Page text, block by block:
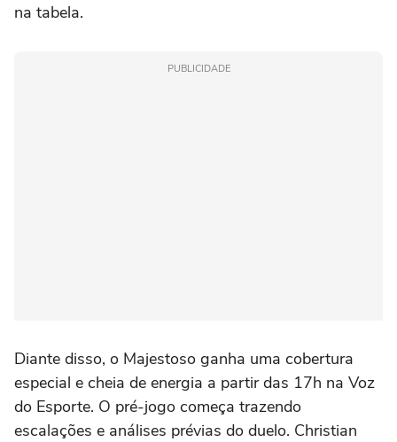
na tabela.
PUBLICIDADE
Diante disso, o Majestoso ganha uma cobertura
especial e cheia de energia a partir das 17h na Voz
do Esporte. O pré-jogo começa trazendo
escalações e análises prévias do duelo. Christian